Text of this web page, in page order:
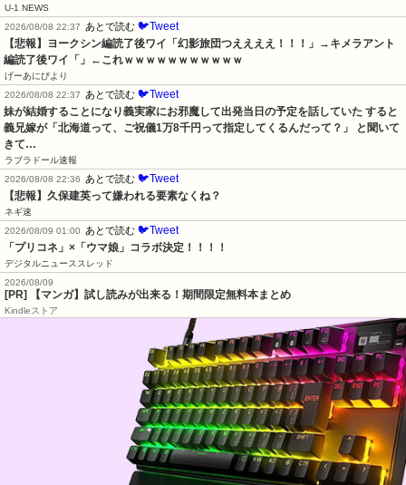
U-1 NEWS
2026/08/08 22:37
あとで読む 🐦Tweet
【悲報】ヨークシン編読了後ワイ「幻影旅団つええええ！！！」→キメラアント
編読了後ワイ「」←これｗｗｗｗｗｗｗｗｗｗｗ
げーあにびより
2026/08/08 22:37
あとで読む 🐦Tweet
妹が結婚することになり義実家にお邪魔して出発当日の予定を話していた すると
義兄嫁が「北海道って、ご祝儀1万8千円って指定してくるんだって？」 と聞いて
きて…
ラブラドール速報
2026/08/08 22:36
あとで読む 🐦Tweet
【悲報】久保建英って嫌われる要素なくね？
ネギ速
2026/08/09 01:00
あとで読む 🐦Tweet
「プリコネ」×「ウマ娘」コラボ決定！！！！
デジタルニューススレッド
2026/08/09
[PR] 【マンガ】試し読みが出来る！期間限定無料本まとめ
Kindleストア